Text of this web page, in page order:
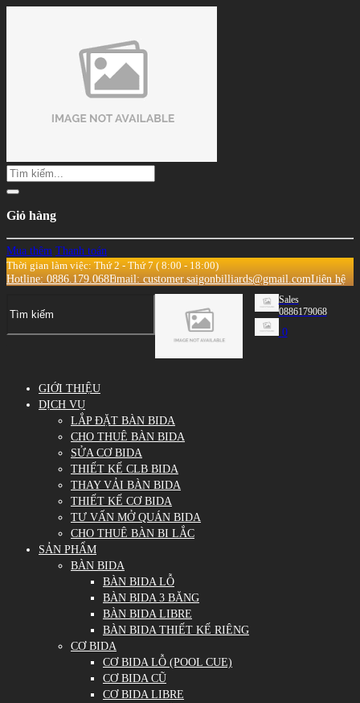
Giỏ hàng
Mua thêm Thanh toán
Thời gian làm việc: Thứ 2 - Thứ 7 ( 8:00 - 18:00)
Hotline: 0886.179.068Email: customer.saigonbilliards@gmail.comLiên hệ
Sales
0886179068
0
GIỚI THIỆU
DỊCH VỤ
LẮP ĐẶT BÀN BIDA
CHO THUÊ BÀN BIDA
SỬA CƠ BIDA
THIẾT KẾ CLB BIDA
THAY VẢI BÀN BIDA
THIẾT KẾ CƠ BIDA
TƯ VẤN MỞ QUÁN BIDA
CHO THUÊ BÀN BI LẮC
SẢN PHẨM
BÀN BIDA
BÀN BIDA LỖ
BÀN BIDA 3 BĂNG
BÀN BIDA LIBRE
BÀN BIDA THIẾT KẾ RIÊNG
CƠ BIDA
CƠ BIDA LỖ (POOL CUE)
CƠ BIDA CŨ
CƠ BIDA LIBRE